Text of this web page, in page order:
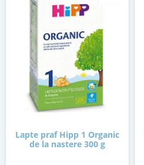
Lapte praf Hipp 1 Organic
de la nastere 300 g